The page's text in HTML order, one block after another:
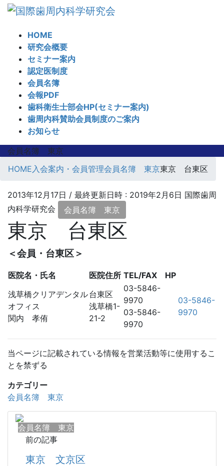
HOME
研究会概要
セミナー案内
認定医制度
会員名簿
会報PDF
歯科衛生士部会HP(セミナー案内)
歯周内科賛助会員制度のご案内
お知らせ
会員名簿 東京
HOME 入会案内・会員管理会員名簿 東京東京 台東区
2013年12月17日 / 最終更新日時 : 2019年2月6日 国際歯周
内科学研究会
会員名簿 東京
東京 台東区
＜会員・台東区＞
医院名・氏名 医院住所 TEL/FAX
HP
浅草橋クリアデンタル
オフィス
関内 孝侑
台東区
浅草橋1-
21-2
03-5846-
9970
03-5846-
9970
03-5846-
9970
当ページに記載されている情報を営業活動等に使用するこ
とを禁ずる
カテゴリー
会員名簿 東京
会員名簿 東京
前の記事
東京 文京区